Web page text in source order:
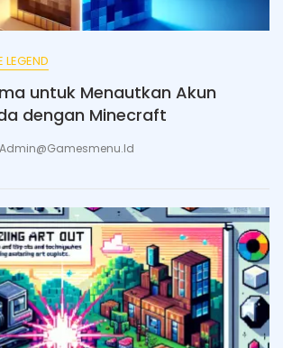
LEGEND
untuk Menautkan Akun
dengan Minecraft
Admin@gamesmenu.id